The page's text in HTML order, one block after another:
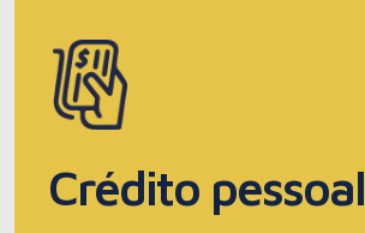
Crédito pessoal